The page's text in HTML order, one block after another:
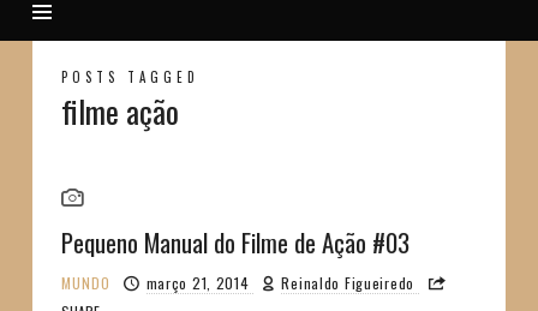
POSTS TAGGED
filme ação
Pequeno Manual do Filme de Ação #03
MUNDO março 21, 2014
Reinaldo Figueiredo